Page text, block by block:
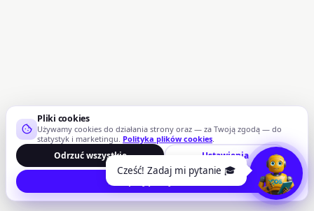
Pliki cookies
Używamy cookies do działania strony oraz — za Twoją zgodą — do
statystyk i marketingu. Polityka plików cookies.
Odrzuć wszystkie Ustawienia
Akceptuję wszystkie
Cześć! Zadaj mi pytanie 🎓